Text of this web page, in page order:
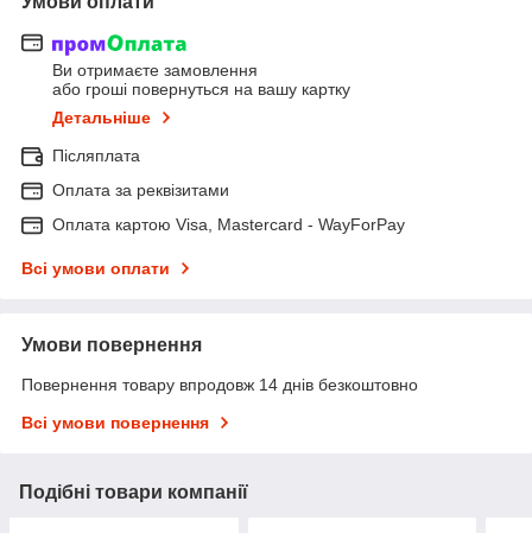
Ви отримаєте замовлення
або гроші повернуться на вашу картку
Детальніше
Післяплата
Оплата за реквізитами
Оплата картою Visa, Mastercard - WayForPay
Всі умови оплати
Умови повернення
Повернення товару впродовж 14 днів безкоштовно
Всі умови повернення
Подібні товари компанії